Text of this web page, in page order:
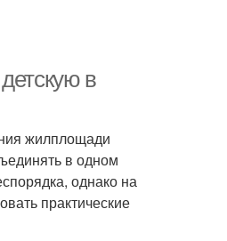
в
жилплощади
в одном
однако на
практические